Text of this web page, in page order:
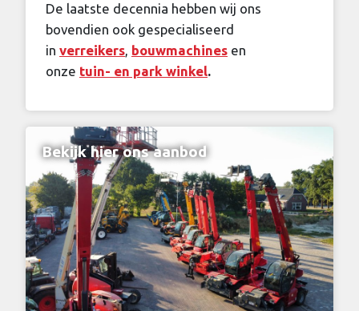
De laatste decennia hebben wij ons
bovendien ook gespecialiseerd
in verreikers, bouwmachines en
onze tuin- en park winkel.
Bekijk hier ons aanbod